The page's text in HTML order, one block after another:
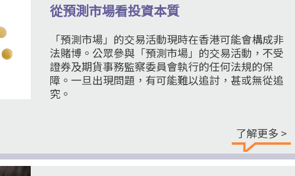
從預測市場看投資本質
「預測市場」的交易活動現時在香港可能會構成非
法賭博。公眾參與「預測市場」的交易活動，不受
證券及期貨事務監察委員會執行的任何法規的保
障。一旦出現問題，有可能難以追討，甚或無從追
究。
了解更多 >